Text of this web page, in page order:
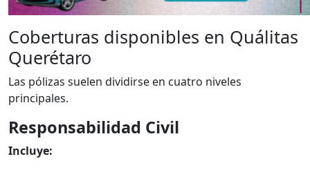
Coberturas disponibles en Quálitas
Querétaro
Las pólizas suelen dividirse en cuatro niveles
principales.
Responsabilidad Civil
Incluye: